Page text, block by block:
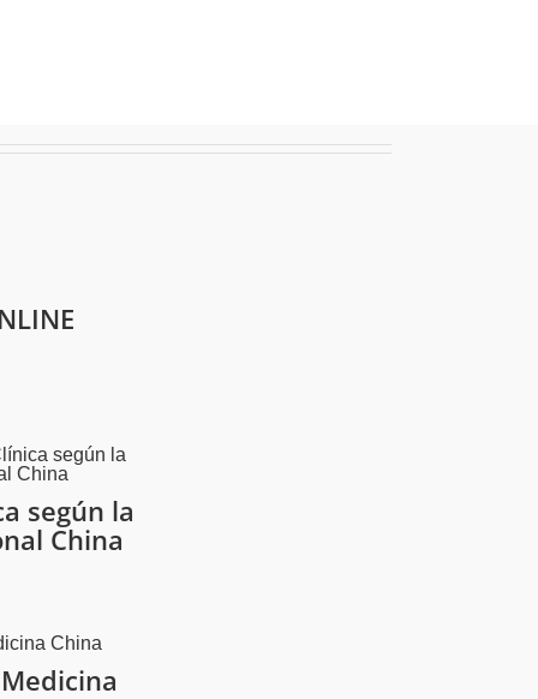
según la
China